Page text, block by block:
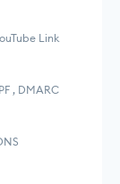
Link
, DMARC